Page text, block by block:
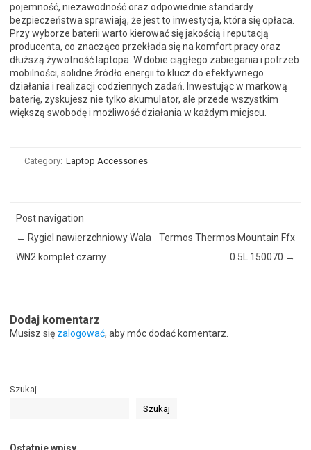
pojemność, niezawodność oraz odpowiednie standardy
bezpieczeństwa sprawiają, że jest to inwestycja, która się opłaca.
Przy wyborze baterii warto kierować się jakością i reputacją
producenta, co znacząco przekłada się na komfort pracy oraz
dłuższą żywotność laptopa. W dobie ciągłego zabiegania i potrzeb
mobilności, solidne źródło energii to klucz do efektywnego
działania i realizacji codziennych zadań. Inwestując w markową
baterię, zyskujesz nie tylko akumulator, ale przede wszystkim
większą swobodę i możliwość działania w każdym miejscu.
Category: Laptop Accessories
Post navigation
← Rygiel nawierzchniowy Wala
WN2 komplet czarny
Termos Thermos Mountain Ffx
0.5L 150070 →
Dodaj komentarz
Musisz się zalogować, aby móc dodać komentarz.
Szukaj
Szukaj
Ostatnie wpisy